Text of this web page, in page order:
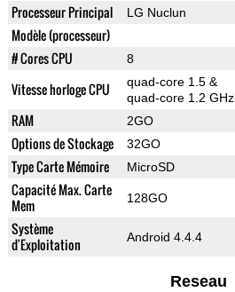
Processeur Principal LG Nuclun
Modèle (processeur)
# Cores CPU 8
Vitesse horloge CPU
quad-core 1.5 &
quad-core 1.2 GHz
RAM 2GO
Options de Stockage 32GO
Type Carte Mémoire MicroSD
Capacité Max. Carte
Mem
128GO
Système
d'Exploitation
Android 4.4.4
Reseau